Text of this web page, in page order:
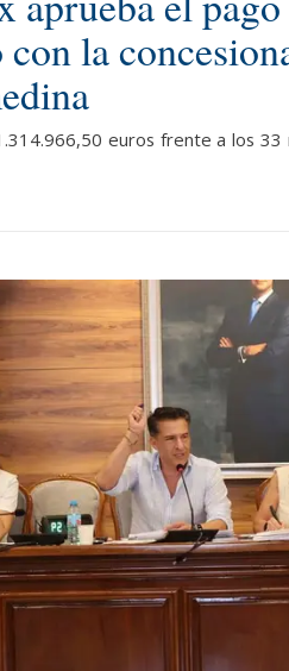
la
euros frente a los 33